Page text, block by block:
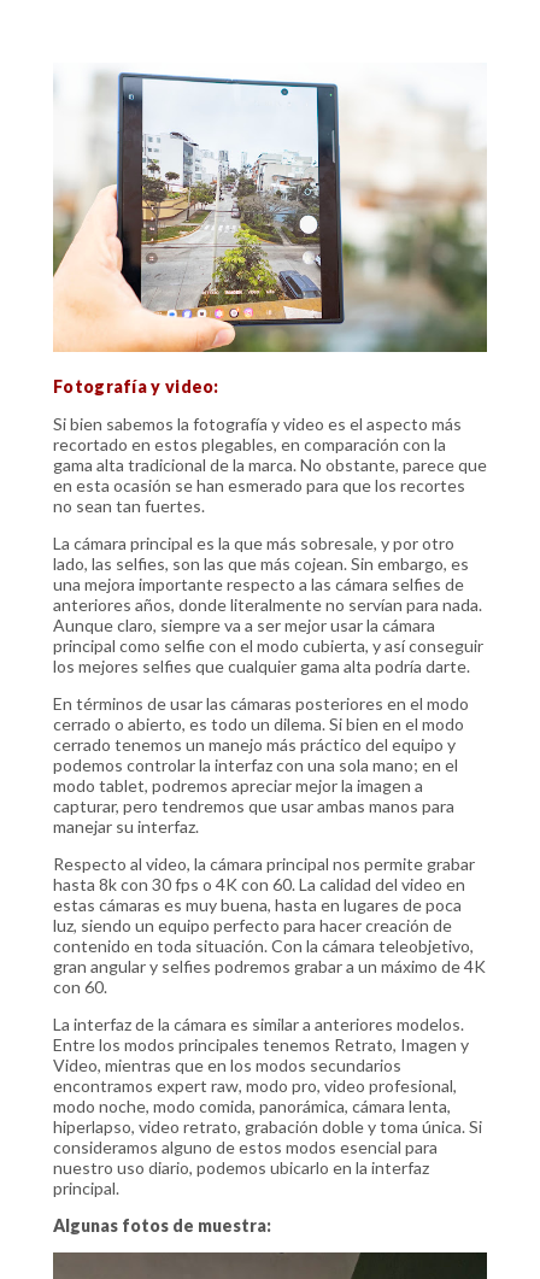
Fotografía y video:
Si bien sabemos la fotografía y video es el aspecto más
recortado en estos plegables, en comparación con la
gama alta tradicional de la marca. No obstante, parece que
en esta ocasión se han esmerado para que los recortes
no sean tan fuertes.
La cámara principal es la que más sobresale, y por otro
lado, las selfies, son las que más cojean. Sin embargo, es
una mejora importante respecto a las cámara selfies de
anteriores años, donde literalmente no servían para nada.
Aunque claro, siempre va a ser mejor usar la cámara
principal como selfie con el modo cubierta, y así conseguir
los mejores selfies que cualquier gama alta podría darte.
En términos de usar las cámaras posteriores en el modo
cerrado o abierto, es todo un dilema. Si bien en el modo
cerrado tenemos un manejo más práctico del equipo y
podemos controlar la interfaz con una sola mano; en el
modo tablet, podremos apreciar mejor la imagen a
capturar, pero tendremos que usar ambas manos para
manejar su interfaz.
Respecto al video, la cámara principal nos permite grabar
hasta 8k con 30 fps o 4K con 60. La calidad del video en
estas cámaras es muy buena, hasta en lugares de poca
luz, siendo un equipo perfecto para hacer creación de
contenido en toda situación. Con la cámara teleobjetivo,
gran angular y selfies podremos grabar a un máximo de 4K
con 60.
La interfaz de la cámara es similar a anteriores modelos.
Entre los modos principales tenemos Retrato, Imagen y
Video, mientras que en los modos secundarios
encontramos expert raw, modo pro, video profesional,
modo noche, modo comida, panorámica, cámara lenta,
hiperlapso, video retrato, grabación doble y toma única. Si
consideramos alguno de estos modos esencial para
nuestro uso diario, podemos ubicarlo en la interfaz
principal.
Algunas fotos de muestra: